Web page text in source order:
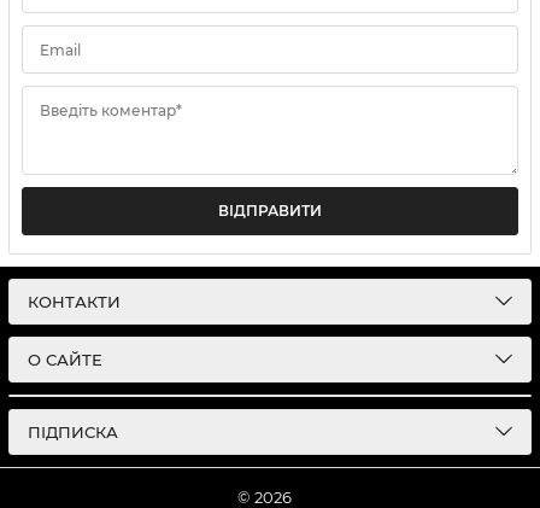
Email
Введіть коментар*
ВІДПРАВИТИ
КОНТАКТИ
О САЙТЕ
ПІДПИСКА
© 2026